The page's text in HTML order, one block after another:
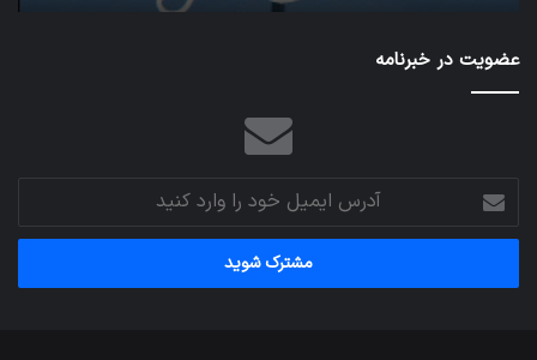
عضویت در خبرنامه
آدرس
ایمیل
خود
وارد